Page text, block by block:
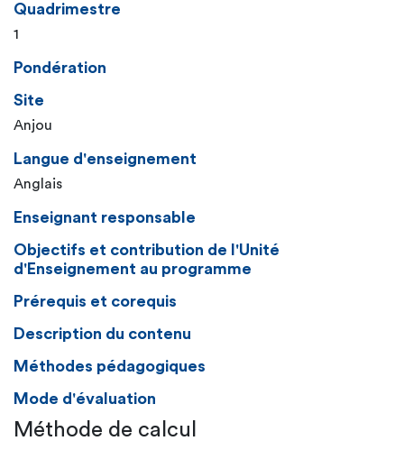
Quadrimestre
1
Pondération
Site
Anjou
Langue d'enseignement
Anglais
Enseignant responsable
Objectifs et contribution de l'Unité
d'Enseignement au programme
Prérequis et corequis
Description du contenu
Méthodes pédagogiques
Mode d'évaluation
Méthode de calcul